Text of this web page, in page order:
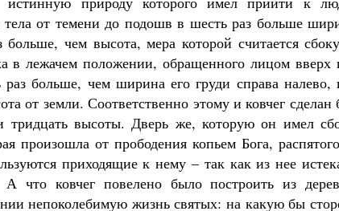
от темени до подошв в шесть раз больше
чем высота, мера которой считается
в лежачем положении, обращенного лицом вверх
больше, чем ширина его груди справа налево,
от земли. Соответственно этому и ковчег сделан
высоты. Дверь же, которую он имел
произошла от прободения копьем Бога,
приходящие к нему – так как из нее
что ковчег повелено было построить из
непоколебимую жизнь святых: на какую бы